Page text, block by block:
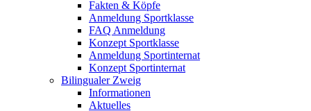
Fakten & Köpfe
Anmeldung Sportklasse
FAQ Anmeldung
Konzept Sportklasse
Anmeldung Sportinternat
Konzept Sportinternat
Bilingualer Zweig
Informationen
Aktuelles